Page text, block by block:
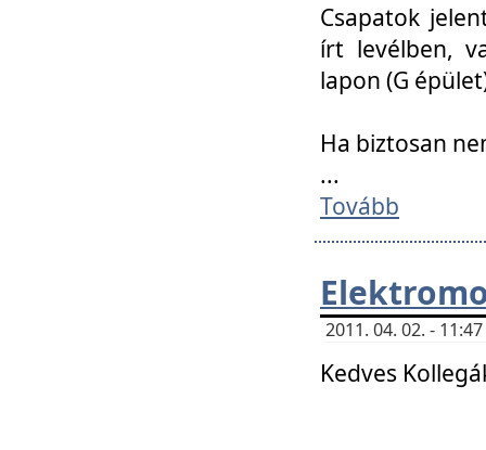
Csapatok
írt levélben,
lapon (G
Ha biztosan
...
Tovább
2011. 04. 02. -
Kedves